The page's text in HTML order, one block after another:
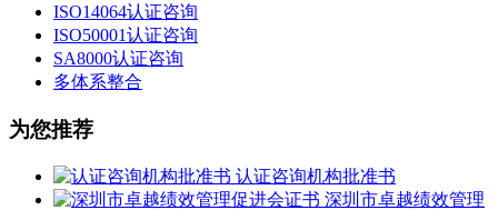
ISO14064认证咨询
ISO50001认证咨询
SA8000认证咨询
多体系整合
为您推荐
认证咨询机构批准书
深圳市卓越绩效管理